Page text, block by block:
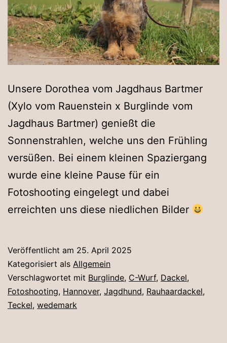
Unsere Dorothea vom Jagdhaus Bartmer
(Xylo vom Rauenstein x Burglinde vom
Jagdhaus Bartmer) genießt die
Sonnenstrahlen, welche uns den Frühling
versüßen. Bei einem kleinen Spaziergang
wurde eine kleine Pause für ein
Fotoshooting eingelegt und dabei
erreichten uns diese niedlichen Bilder
Veröffentlicht am 25. April 2025
Kategorisiert als Allgemein
Verschlagwortet mit Burglinde, C-Wurf, Dackel,
Fotoshooting, Hannover, Jagdhund, Rauhaardackel,
Teckel, wedemark